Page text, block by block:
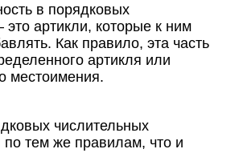
в порядковых
артикли, которые к ним
Как правило, эта часть
артикля или
местоимения.
числительных
по тем же правилам, что и